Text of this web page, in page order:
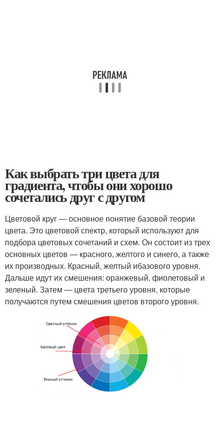
Как выбрать три цвета для
градиента, чтобы они хорошо
сочетались друг с другом
Цветовой круг — основное понятие базовой теории
цвета. Это цветовой спектр, который используют для
подбора цветовых сочетаний и схем. Он состоит из трех
основных цветов — красного, желтого и синего, а также
их производных. Красный, желтый ибазового уровня.
Дальше идут их смешения: оранжевый, фиолетовый и
зеленый. Затем — цвета третьего уровня, которые
получаются путем смешения цветов второго уровня.